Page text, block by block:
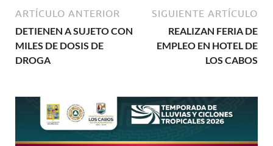
ARTÍCULO ANTERIOR
DETIENEN A SUJETO CON
MILES DE DOSIS DE
DROGA
SIGUIENTE ARTÍCULO
REALIZAN FERIA DE
EMPLEO EN HOTEL DE
LOS CABOS